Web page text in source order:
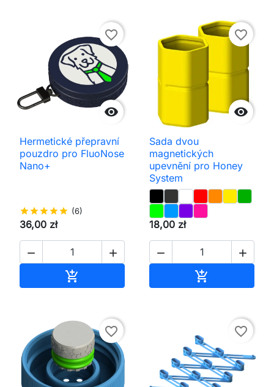

favorite_border
Hermetické přepravní
pouzdro pro FluoNose
Nano+
starstarstarstarstar (6)
36,00 zł
 


favorite_border
Sada dvou
magnetických
upevnění pro Honey
System
18,00 zł
 

favorite_border favorite_border